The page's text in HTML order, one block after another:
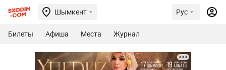
Шымкент Рус
Билеты Афиша Места Журнал